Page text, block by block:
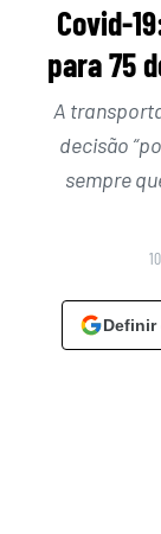
Covid-
para 75
A
decisão
sempre
Definir